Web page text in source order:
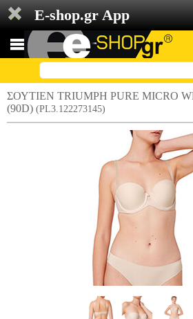
E-shop.gr App
ΣΟΥΤΙΕΝ TRIUMPH PURE MICRO
(90D) (PL3.122273145)